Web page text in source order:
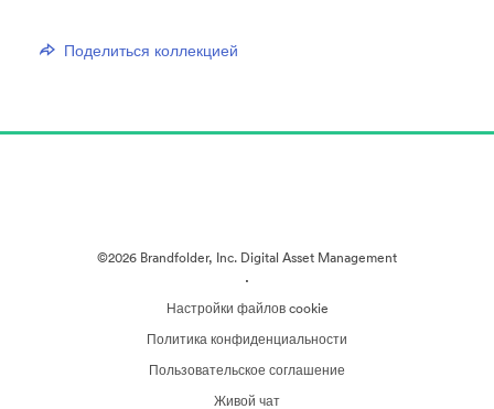
Поделиться коллекцией
©2026 Brandfolder, Inc. Digital Asset Management
·
Настройки файлов cookie
Политика конфиденциальности
Пользовательское соглашение
Живой чат